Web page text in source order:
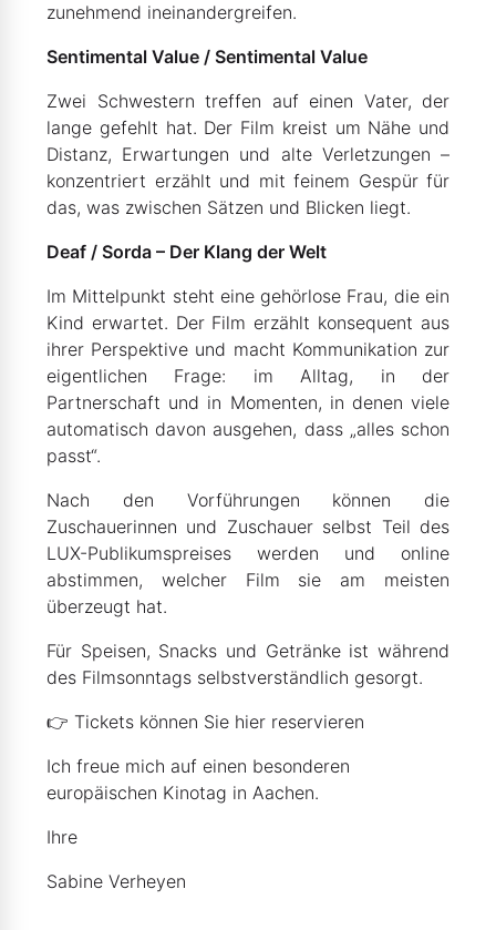
zunehmend ineinandergreifen.
Sentimental Value / Sentimental Value
Zwei Schwestern treffen auf einen Vater, der
lange gefehlt hat. Der Film kreist um Nähe und
Distanz, Erwartungen und alte Verletzungen –
konzentriert erzählt und mit feinem Gespür für
das, was zwischen Sätzen und Blicken liegt.
Deaf / Sorda – Der Klang der Welt
Im Mittelpunkt steht eine gehörlose Frau, die ein
Kind erwartet. Der Film erzählt konsequent aus
ihrer Perspektive und macht Kommunikation zur
eigentlichen Frage: im Alltag, in der
Partnerschaft und in Momenten, in denen viele
automatisch davon ausgehen, dass „alles schon
passt“.
Nach den Vorführungen können die
Zuschauerinnen und Zuschauer selbst Teil des
LUX-Publikumspreises werden und online
abstimmen, welcher Film sie am meisten
überzeugt hat.
Für Speisen, Snacks und Getränke ist während
des Filmsonntags selbstverständlich gesorgt.
👉 Tickets können Sie hier reservieren
Ich freue mich auf einen besonderen
europäischen Kinotag in Aachen.
Ihre
Sabine Verheyen